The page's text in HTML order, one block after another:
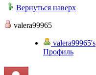
Вернуться наверх
valera99965
valera99965's
Профиль